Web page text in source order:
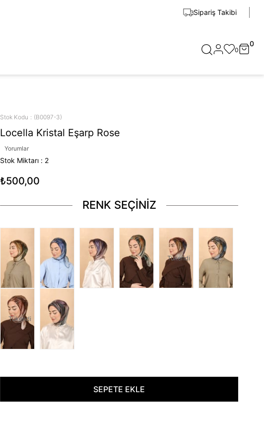
Sipariş Takibi
0
0
Stok Kodu (B0097-3)
Locella Kristal Eşarp Rose
Yorumlar
Stok Miktarı : 2
₺500,00
RENK SEÇİNİZ
Tükendi
Tükendi